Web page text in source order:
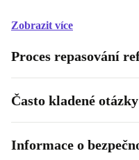
Zobrazit více
Proces repasování
Často kladené otázky
Informace o